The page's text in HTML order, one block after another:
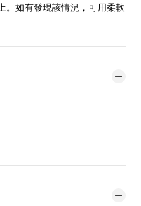
。如有發現該情況，可用柔軟